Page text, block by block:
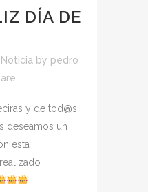
DÍA DE
Noticia by pedro
y de tod@s
deseamos un
esta